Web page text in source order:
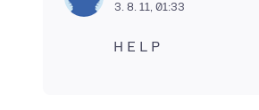
3. 8. 11, 01:33